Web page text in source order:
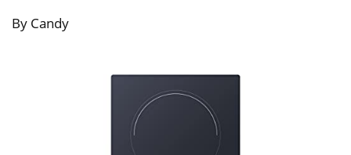
By Candy